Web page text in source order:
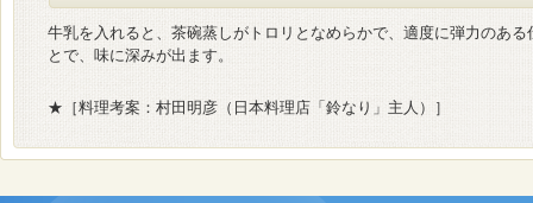
牛乳を入れると、茶碗蒸しがトロリとなめらかで、適度に弾力のあ
とで、味に深みが出ます。
★［料理考案：村田明彦（日本料理店「鈴なり」主人）］